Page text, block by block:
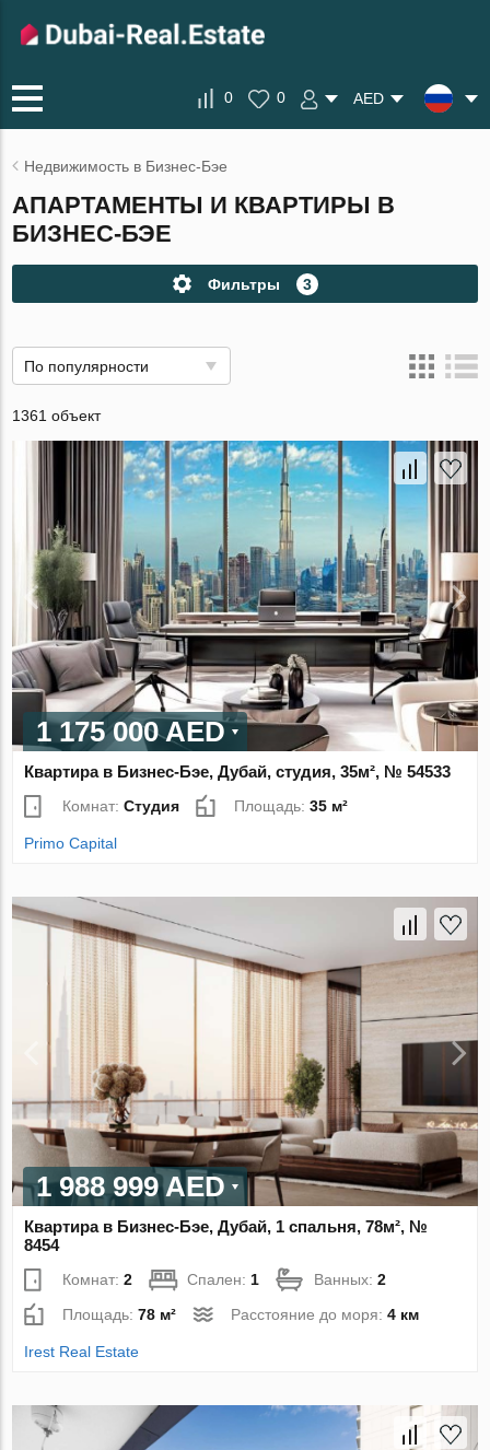
0 0 AED
Недвижимость в Бизнес-Бэе
АПАРТАМЕНТЫ И КВАРТИРЫ В
БИЗНЕС-БЭЕ
Фильтры 3
По популярности
1361 объект
1 175 000 AED
Квартира в Бизнес-Бэе, Дубай, студия, 35м², № 54533
Комнат:Студия Площадь:35 м²
Primo Capital
1 988 999 AED
Квартира в Бизнес-Бэе, Дубай, 1 спальня, 78м², №
8454
Комнат:2 Спален:1 Ванных:2
Площадь:78 м² Расстояние до моря:4 км
Irest Real Estate